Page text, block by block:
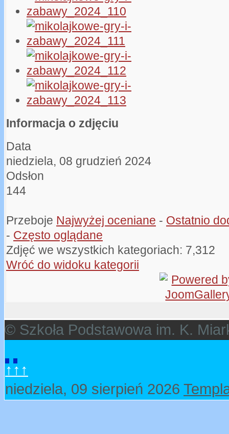
Informacja o zdjęciu
Data
niedziela, 08 grudzień 2024
Odsłon
144
Przeboje Najwyżej oceniane - Ostatnio
- Często oglądane
Zdjęć we wszystkich kategoriach: 7,312
Wróć do widoku kategorii
© Szkoła Podstawowa im. K.
↑↑↑
niedziela, 09 sierpień 2026